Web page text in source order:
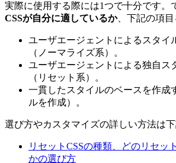
実際に使用する際には1つで十分です。
CSSが自分に適しているか、下記の項目
ユーザエージェントによるスタイ
（ノーマライズ系）。
ユーザエージェントによる独自ス
（リセット系）。
一貫したスタイルのベースを作成
ルを作成）。
選び方やカスタマイズの詳しい方法は下
リセットCSSの種類、どのリセッ
かの選び方